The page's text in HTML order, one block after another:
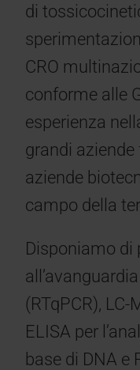
di
CRO
conforme alle
esperienza
grandi
aziende
campo della
Disponiamo
(RTqPCR),
ELISA per
base di DNA e